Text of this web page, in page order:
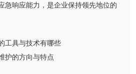
急响应能力，是企业保持领先地位的
工具与技术有哪些
护的方向与特点